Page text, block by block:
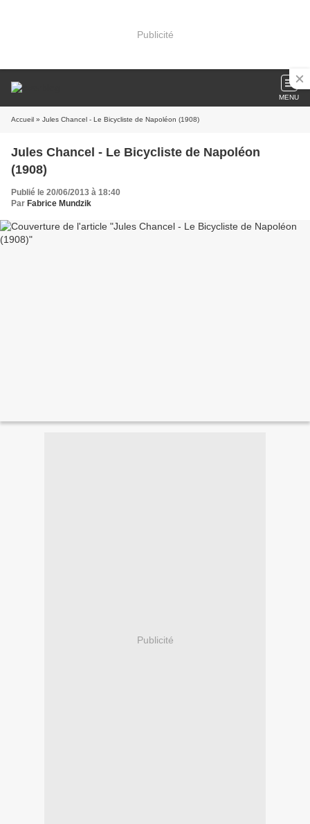
Publicité
MENU
Accueil » Jules Chancel - Le Bicycliste de Napoléon (1908)
Jules Chancel - Le Bicycliste de Napoléon
(1908)
Publié le 20/06/2013 à 18:40
Par Fabrice Mundzik
Publicité